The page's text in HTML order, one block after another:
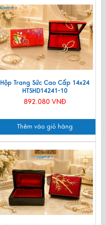
Hộp Trang Sức Cao Cấp 14x24
HTSHD14241-10
892.080 VNĐ
Thêm vào giỏ hàng